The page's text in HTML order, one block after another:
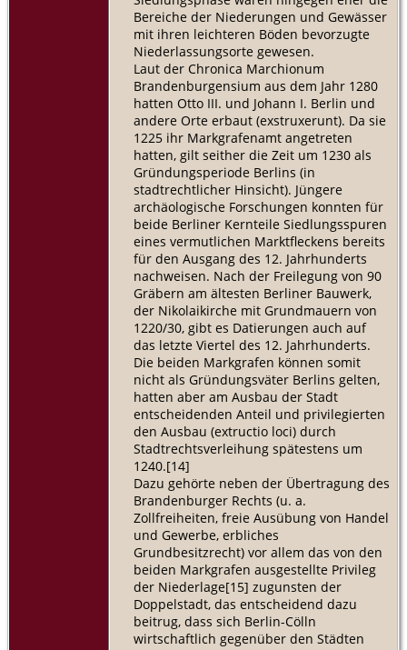
Bereiche der Niederungen und Gewässer
mit ihren leichteren Böden bevorzugte
Niederlassungsorte gewesen.
Laut der Chronica Marchionum
Brandenburgensium aus dem Jahr 1280
hatten Otto III. und Johann I. Berlin und
andere Orte erbaut (exstruxerunt). Da sie
1225 ihr Markgrafenamt angetreten
hatten, gilt seither die Zeit um 1230 als
Gründungsperiode Berlins (in
stadtrechtlicher Hinsicht). Jüngere
archäologische Forschungen konnten für
beide Berliner Kernteile Siedlungsspuren
eines vermutlichen Marktfleckens bereits
für den Ausgang des 12. Jahrhunderts
nachweisen. Nach der Freilegung von 90
Gräbern am ältesten Berliner Bauwerk,
der Nikolaikirche mit Grundmauern von
1220/30, gibt es Datierungen auch auf
das letzte Viertel des 12. Jahrhunderts.
Die beiden Markgrafen können somit
nicht als Gründungsväter Berlins gelten,
hatten aber am Ausbau der Stadt
entscheidenden Anteil und privilegierten
den Ausbau (extructio loci) durch
Stadtrechtsverleihung spätestens um
1240.[14]
Dazu gehörte neben der Übertragung des
Brandenburger Rechts (u. a.
Zollfreiheiten, freie Ausübung von Handel
und Gewerbe, erbliches
Grundbesitzrecht) vor allem das von den
beiden Markgrafen ausgestellte Privileg
der Niederlage[15] zugunsten der
Doppelstadt, das entscheidend dazu
beitrug, dass sich Berlin-Cölln
wirtschaftlich gegenüber den Städten